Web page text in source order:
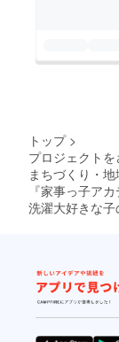
トップ >
プロジェクトを
まちづくり・
『家事っ子ア
洗濯大好きな